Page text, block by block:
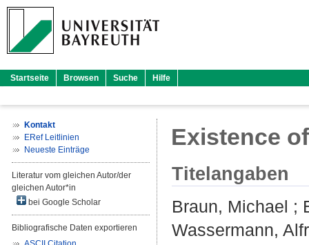
Startseite Browsen Suche Hilfe
Kontakt
ERef Leitlinien
Neueste Einträge
Literatur vom gleichen Autor/der
gleichen Autor*in
bei Google Scholar
Bibliografische Daten exportieren
Existence
Titelangaben
Braun, Michael ;
Wassermann,